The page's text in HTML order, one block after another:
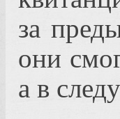
за
они
а в